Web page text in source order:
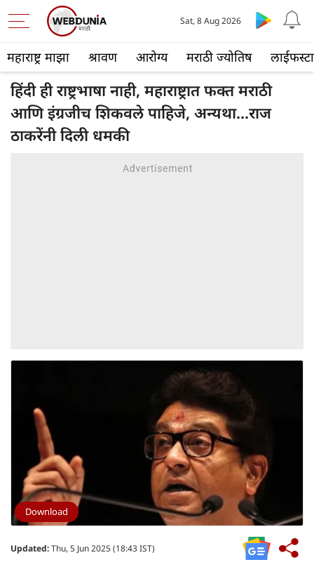
महाराष्ट्र माझा श्रावण आरोग्य मराठी ज्योतिष
Sat, 8 Aug 2026
हिंदी ही राष्ट्रभाषा नाही, महाराष्ट्रात फक्त मराठी
आणि इंग्रजीच शिकवले पाहिजे, अन्यथा...राज
ठाकरेंनी दिली धमकी
Download
Updated:Thu, 5 Jun 2025 (18:43 IST)